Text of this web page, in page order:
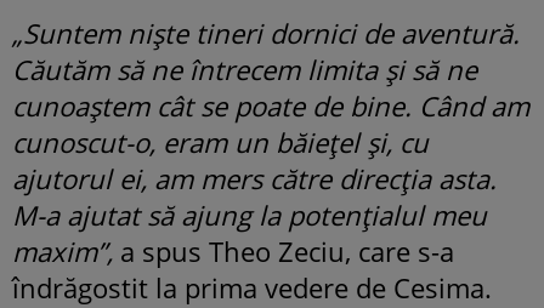
„Suntem niște tineri dornici de aventură.
Căutăm să ne întrecem limita și să ne
cunoaștem cât se poate de bine. Când am
cunoscut-o, eram un băiețel și, cu
ajutorul ei, am mers către direcția asta.
M-a ajutat să ajung la potențialul meu
maxim”, a spus Theo Zeciu, care s-a
îndrăgostit la prima vedere de Cesima.